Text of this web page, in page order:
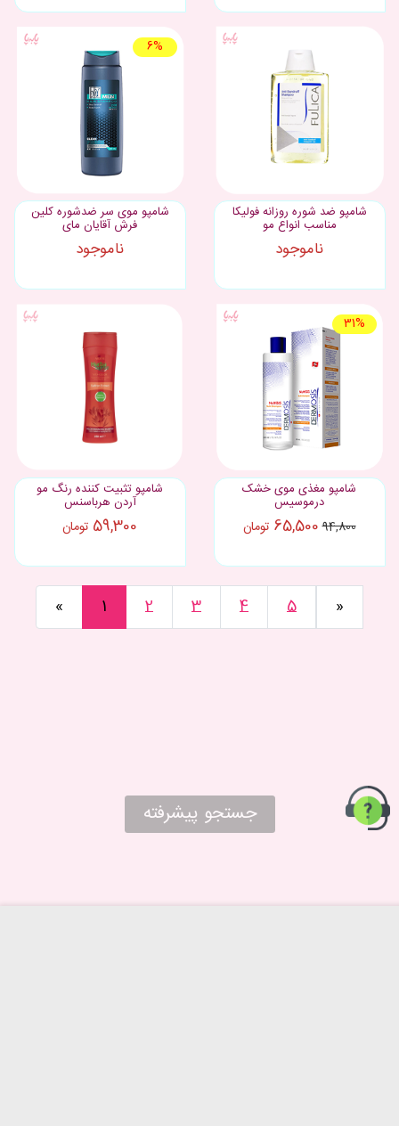
شامپو ضد شوره روزانه فولیکا
مناسب انواع مو
ناموجود
6%
شامپو موی سر ضدشوره کلین
فرش آقایان مای
ناموجود
31%
شامپو مغذی موی خشک
درموسیس
94,800
65,500 تومان
شامپو تثبیت کننده رنگ مو
آردن هرباسنس
59,300 تومان
« 1 2 3 4 5 »
جستجو پیشرفته